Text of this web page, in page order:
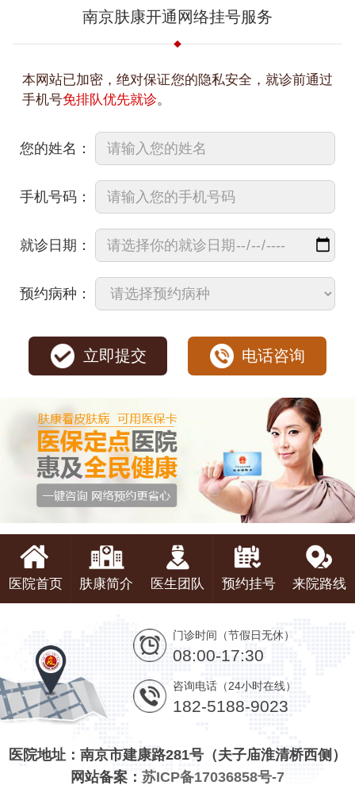
南京肤康开通网络挂号服务
本网站已加密，绝对保证您的隐私安全，就诊前通过
手机号免排队优先就诊。
您的姓名：
手机号码：
就诊日期：
预约病种：
立即提交 电话咨询
医院首页 肤康简介 医生团队 预约挂号 来院路线
门诊时间（节假日无休）
08:00-17:30
咨询电话（24小时在线）
182-5188-9023
医院地址：南京市建康路281号（夫子庙淮清桥西侧）
网站备案： 苏ICP备17036858号-7